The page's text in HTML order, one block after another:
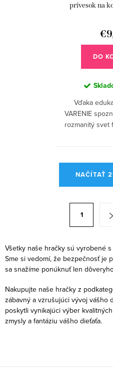
prívesok na
DO
Vďaka
VARENIE
rozmanitý svet
pripevníte na
c
i
e
p
r
v
k
NAČÍTAŤ
á
n
o
v
a
1
Všetky naše hračky sú vyrobené
Sme si vedomí, že bezpečnosť je
sa snažíme ponúknuť len
Nakupujte naše hračky z
zábavný a vzrušujúci vývoj vášho
poskytli vynikajúci výber
zmysly a fantáziu vášho dieťaťa.